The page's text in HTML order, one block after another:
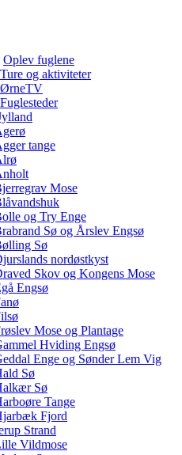
Oplev fuglene
Ture og aktiviteter
ØrneTV
Fuglesteder
tange
Mose
og Try Enge
Sø og Årslev Engsø
Sø
nordøstkyst
Skov og Kongens Mose
Engsø
Mose og Plantage
Hviding Engsø
Enge og Sønder Lem Vig
Sø
Sø
Tange
Fjord
Strand
Vildmose